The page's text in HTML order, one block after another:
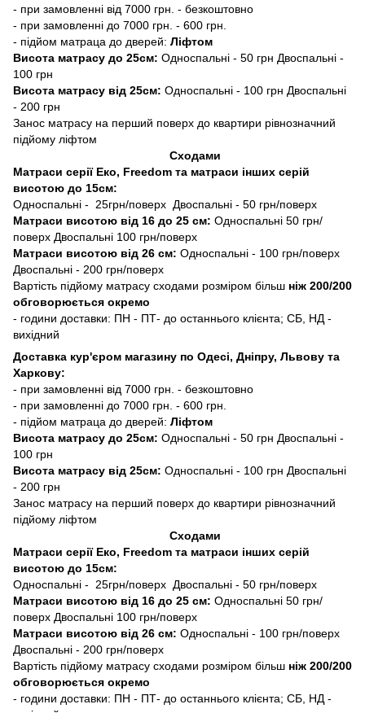
- при замовленні від 7000 грн. - безкоштовно
- при замовленні до 7000 грн. - 600 грн.
- підйом матраца до дверей: Ліфтом
Висота матрасу до 25см: Односпальні - 50 грн Двоспальні -
100 грн
Висота матрасу від 25см: Односпальні - 100 грн Двоспальні
- 200 грн
Занос матрасу на перший поверх до квартири рівнозначний
підйому ліфтом
Сходами
Матраси серії Еко, Freedom та матраси інших серій
висотою до 15см:
Односпальні - 25грн/поверх Двоспальні - 50 грн/поверх
Матраси висотою від 16 до 25 см: Односпальні 50 грн/
поверх Двоспальні 100 грн/поверх
Матраси висотою від 26 см: Односпальні - 100 грн/поверх
Двоспальні - 200 грн/поверх
Вартість підйому матрасу сходами розміром більш ніж 200/200
обговорюється окремо
- години доставки: ПН - ПТ- до останнього клієнта; СБ, НД -
вихідний
Доставка кур'єром магазину по Одесі, Дніпру, Львову та
Харкову:
- при замовленні від 7000 грн. - безкоштовно
- при замовленні до 7000 грн. - 600 грн.
- підйом матраца до дверей: Ліфтом
Висота матрасу до 25см: Односпальні - 50 грн Двоспальні -
100 грн
Висота матрасу від 25см: Односпальні - 100 грн Двоспальні
- 200 грн
Занос матрасу на перший поверх до квартири рівнозначний
підйому ліфтом
Сходами
Матраси серії Еко, Freedom та матраси інших серій
висотою до 15см:
Односпальні - 25грн/поверх Двоспальні - 50 грн/поверх
Матраси висотою від 16 до 25 см: Односпальні 50 грн/
поверх Двоспальні 100 грн/поверх
Матраси висотою від 26 см: Односпальні - 100 грн/поверх
Двоспальні - 200 грн/поверх
Вартість підйому матрасу сходами розміром більш ніж 200/200
обговорюється окремо
- години доставки: ПН - ПТ- до останнього клієнта; СБ, НД -